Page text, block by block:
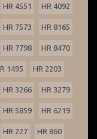
HR 4551 HR 4092
HR 7573 HR 8165
HR 7798 HR 8470
1495 HR 2203
HR 3266 HR 3279
HR 5859 HR 6219
HR 227 HR 860